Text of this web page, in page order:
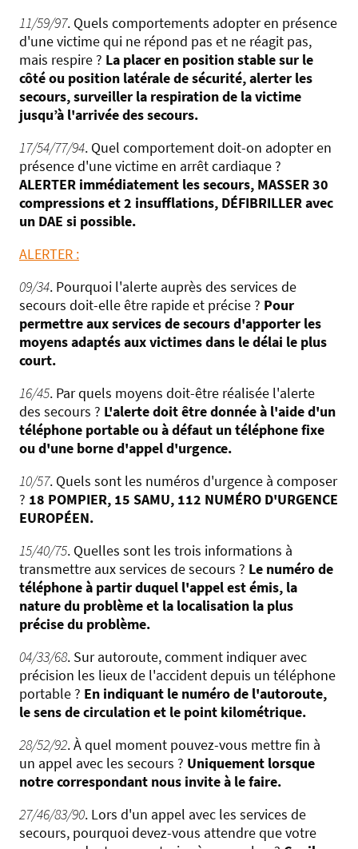
11/59/97. Quels comportements adopter en présence
d'une victime qui ne répond pas et ne réagit pas,
mais respire ? La placer en position stable sur le
côté ou position latérale de sécurité, alerter les
secours, surveiller la respiration de la victime
jusqu’à l'arrivée des secours.
17/54/77/94. Quel comportement doit-on adopter en
présence d'une victime en arrêt cardiaque ?
ALERTER immédiatement les secours, MASSER 30
compressions et 2 insufflations, DÉFIBRILLER avec
un DAE si possible.
ALERTER :
09/34. Pourquoi l'alerte auprès des services de
secours doit-elle être rapide et précise ? Pour
permettre aux services de secours d'apporter les
moyens adaptés aux victimes dans le délai le plus
court.
16/45. Par quels moyens doit-être réalisée l'alerte
des secours ? L'alerte doit être donnée à l'aide d'un
téléphone portable ou à défaut un téléphone fixe
ou d'une borne d'appel d'urgence.
10/57. Quels sont les numéros d'urgence à composer
? 18 POMPIER, 15 SAMU, 112 NUMÉRO D'URGENCE
EUROPÉEN.
15/40/75. Quelles sont les trois informations à
transmettre aux services de secours ? Le numéro de
téléphone à partir duquel l'appel est émis, la
nature du problème et la localisation la plus
précise du problème.
04/33/68. Sur autoroute, comment indiquer avec
précision les lieux de l'accident depuis un téléphone
portable ? En indiquant le numéro de l'autoroute,
le sens de circulation et le point kilométrique.
28/52/92. À quel moment pouvez-vous mettre fin à
un appel avec les secours ? Uniquement lorsque
notre correspondant nous invite à le faire.
27/46/83/90. Lors d'un appel avec les services de
secours, pourquoi devez-vous attendre que votre